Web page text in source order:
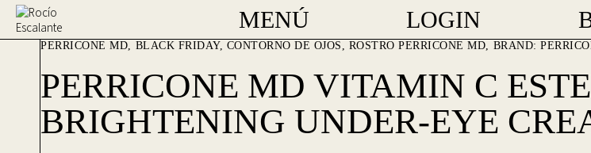
MENÚ LOGIN
PERRICONE MD BLACK FRIDAY, CONTORNO DE OJOS , ROSTRO PERRICONE MD BRAND:
PERRICONE MD VITAMIN C
BRIGHTENING UNDER-EYE